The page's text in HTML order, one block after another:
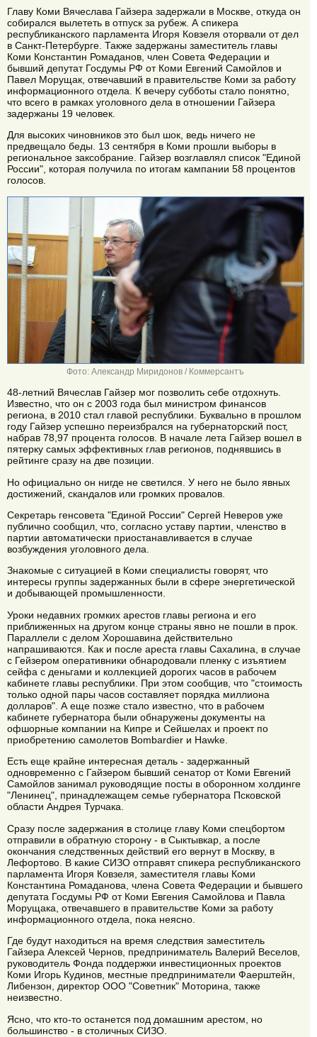
Главу Коми Вячеслава Гайзера задержали в Москве, откуда он
собирался вылететь в отпуск за рубеж. А спикера
республиканского парламента Игоря Ковзеля оторвали от дел
в Санкт-Петербурге. Также задержаны заместитель главы
Коми Константин Ромаданов, член Совета Федерации и
бывший депутат Госдумы РФ от Коми Евгений Самойлов и
Павел Морущак, отвечавший в правительстве Коми за работу
информационного отдела. К вечеру субботы стало понятно,
что всего в рамках уголовного дела в отношении Гайзера
задержаны 19 человек.
Для высоких чиновников это был шок, ведь ничего не
предвещало беды. 13 сентября в Коми прошли выборы в
региональное заксобрание. Гайзер возглавлял список "Единой
России", которая получила по итогам кампании 58 процентов
голосов.
Фото: Александр Миридонов / Коммерсантъ
48-летний Вячеслав Гайзер мог позволить себе отдохнуть.
Известно, что он с 2003 года был министром финансов
региона, в 2010 стал главой республики. Буквально в прошлом
году Гайзер успешно переизбрался на губернаторский пост,
набрав 78,97 процента голосов. В начале лета Гайзер вошел в
пятерку самых эффективных глав регионов, поднявшись в
рейтинге сразу на две позиции.
Но официально он нигде не светился. У него не было явных
достижений, скандалов или громких провалов.
Секретарь генсовета "Единой России" Сергей Неверов уже
публично сообщил, что, согласно уставу партии, членство в
партии автоматически приостанавливается в случае
возбуждения уголовного дела.
Знакомые с ситуацией в Коми специалисты говорят, что
интересы группы задержанных были в сфере энергетической
и добывающей промышленности.
Уроки недавних громких арестов главы региона и его
приближенных на другом конце страны явно не пошли в прок.
Параллели с делом Хорошавина действительно
напрашиваются. Как и после ареста главы Сахалина, в случае
с Гейзером оперативники обнародовали пленку с изъятием
сейфа с деньгами и коллекцией дорогих часов в рабочем
кабинете главы республики. При этом сообщив, что "стоимость
только одной пары часов составляет порядка миллиона
долларов". А еще позже стало известно, что в рабочем
кабинете губернатора были обнаружены документы на
офшорные компании на Кипре и Сейшелах и проект по
приобретению самолетов Bombardier и Hawke.
Есть еще крайне интересная деталь - задержанный
одновременно с Гайзером бывший сенатор от Коми Евгений
Самойлов занимал руководящие посты в оборонном холдинге
"Ленинец", принадлежащем семье губернатора Псковской
области Андрея Турчака.
Сразу после задержания в столице главу Коми спецбортом
отправили в обратную сторону - в Сыктывкар, а после
окончания следственных действий его вернут в Москву, в
Лефортово. В какие СИЗО отправят спикера республиканского
парламента Игоря Ковзеля, заместителя главы Коми
Константина Ромаданова, члена Совета Федерации и бывшего
депутата Госдумы РФ от Коми Евгения Самойлова и Павла
Морущака, отвечавшего в правительстве Коми за работу
информационного отдела, пока неясно.
Где будут находиться на время следствия заместитель
Гайзера Алексей Чернов, предприниматель Валерий Веселов,
руководитель Фонда поддержки инвестиционных проектов
Коми Игорь Кудинов, местные предприниматели Фаерштейн,
Либензон, директор ООО "Советник" Моторина, также
неизвестно.
Ясно, что кто-то останется под домашним арестом, но
большинство - в столичных СИЗО.